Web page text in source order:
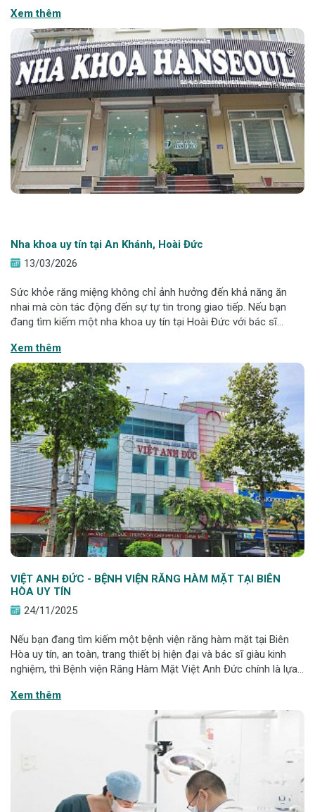
hạn chế nhạy cảm v
Xem thêm
Nha khoa uy tín tại An Khánh, Hoài Đức
13/03/2026
Sức khỏe răng miệng không chỉ ảnh hưởng đến khả năng ăn
nhai mà còn tác động đến sự tự tin trong giao tiếp. Nếu bạn
đang tìm kiếm một nha khoa uy tín tại Hoài Đức với bác sĩ
tìm hiểu kỹ trước khi lự
Xem thêm
VIỆT ANH ĐỨC - BỆNH VIỆN RĂNG HÀM MẶT TẠI BIÊN
HÒA UY TÍN
24/11/2025
Nếu bạn đang tìm kiếm một bệnh viện răng hàm mặt tại Biên
Hòa uy tín, an toàn, trang thiết bị hiện đại và bác sĩ giàu kinh
nghiệm, thì Bệnh viện Răng Hàm Mặt Việt Anh Đức chính là lựa
hữu đầy đủ chuy
Xem thêm